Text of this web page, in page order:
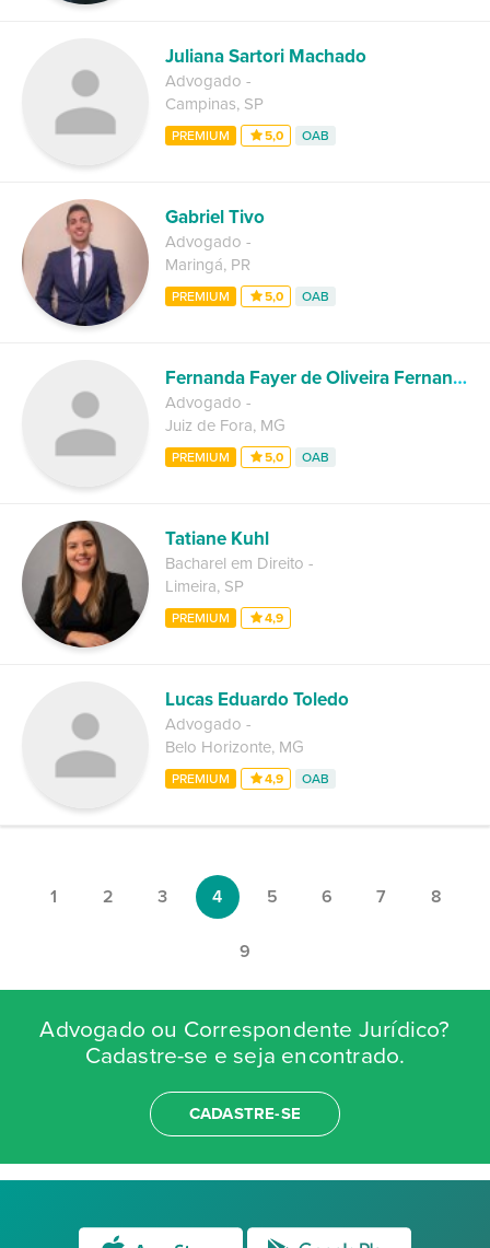
Juliana Sartori Machado
Advogado -
Campinas, SP
PREMIUM 5,0 OAB
Gabriel Tivo
Advogado -
Maringá, PR
PREMIUM 5,0 OAB
Fernanda Fayer de Oliveira Fernandes
Advogado -
Juiz de Fora, MG
PREMIUM 5,0 OAB
Tatiane Kuhl
Bacharel em Direito -
Limeira, SP
PREMIUM 4,9
Lucas Eduardo Toledo
Advogado -
Belo Horizonte, MG
PREMIUM 4,9 OAB
1 2 3 4 5 6 7 8
9
Advogado ou Correspondente Jurídico?
Cadastre-se e seja encontrado.
CADASTRE-SE